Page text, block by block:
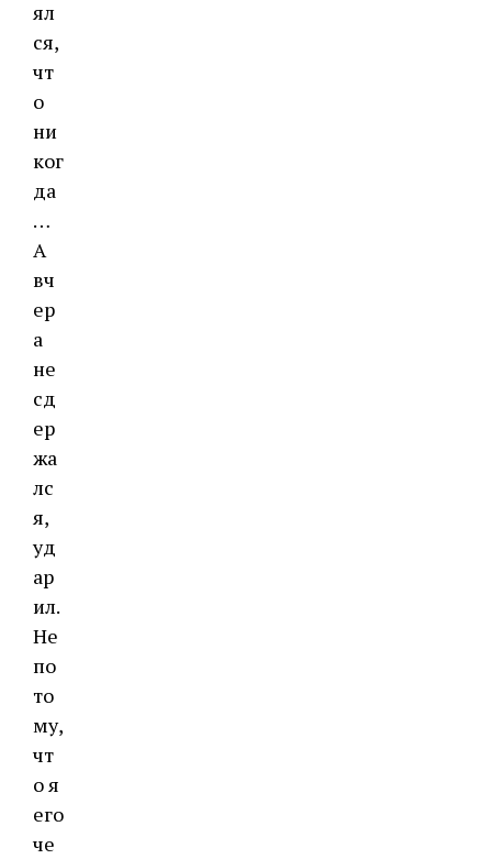
ял
ся,
чт
о
ни
ког
да
…
А
вч
ер
а
не
сд
ер
жа
лс
я,
уд
ар
ил.
Не
по
то
му,
чт
о я
его
че